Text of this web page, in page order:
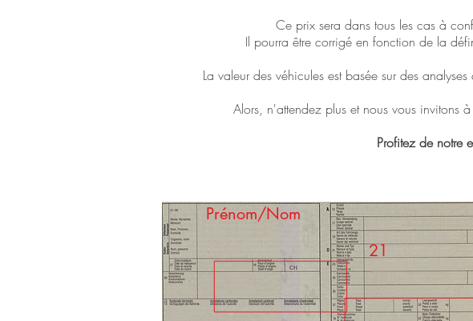
Ce prix sera dans tous les cas à
Il pourra être corrigé en fonction de la
La valeur des véhicules est basée sur des
Alors, n'attendez plus et nous vous invitons
Profitez de notre
21
Prénom/Nom